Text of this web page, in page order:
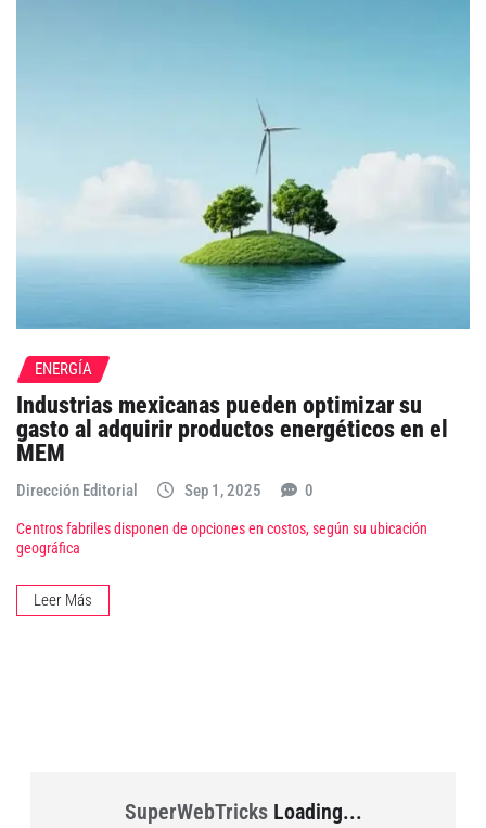
ENERGÍA
Industrias mexicanas pueden optimizar su
gasto al adquirir productos energéticos en el
MEM
Dirección Editorial Sep 1, 2025 0
Centros fabriles disponen de opciones en costos, según su ubicación
geográfica
Leer Más
SuperWebTricksLoading...